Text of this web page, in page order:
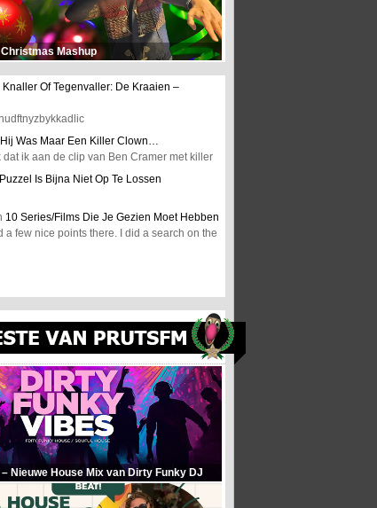
Mashup
Knaller Of Tegenvaller: De Kraaien –
Hij Was Maar Een Killer Clown…
ik aan de clip van Ben Cramer met killer
Is Bijna Niet Op Te Lossen
10 Series/Films Die Je Gezien Moet Hebben
a few nice points there. I did a search on the
Nieuwe House Mix van Dirty Funky DJ